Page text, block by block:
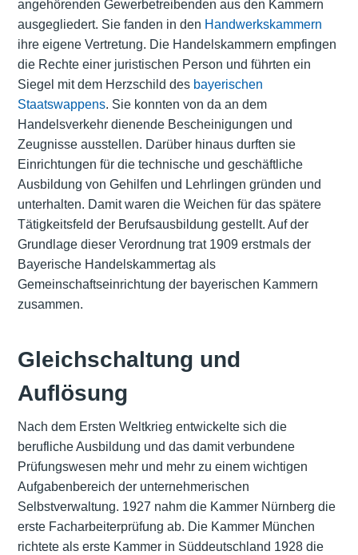
angehörenden Gewerbetreibenden aus den Kammern
ausgegliedert. Sie fanden in den Handwerkskammern
ihre eigene Vertretung. Die Handelskammern empfingen
die Rechte einer juristischen Person und führten ein
Siegel mit dem Herzschild des bayerischen
Staatswappens. Sie konnten von da an dem
Handelsverkehr dienende Bescheinigungen und
Zeugnisse ausstellen. Darüber hinaus durften sie
Einrichtungen für die technische und geschäftliche
Ausbildung von Gehilfen und Lehrlingen gründen und
unterhalten. Damit waren die Weichen für das spätere
Tätigkeitsfeld der Berufsausbildung gestellt. Auf der
Grundlage dieser Verordnung trat 1909 erstmals der
Bayerische Handelskammertag als
Gemeinschaftseinrichtung der bayerischen Kammern
zusammen.
Gleichschaltung und
Auflösung
Nach dem Ersten Weltkrieg entwickelte sich die
berufliche Ausbildung und das damit verbundene
Prüfungswesen mehr und mehr zu einem wichtigen
Aufgabenbereich der unternehmerischen
Selbstverwaltung. 1927 nahm die Kammer Nürnberg die
erste Facharbeiterprüfung ab. Die Kammer München
richtete als erste Kammer in Süddeutschland 1928 die